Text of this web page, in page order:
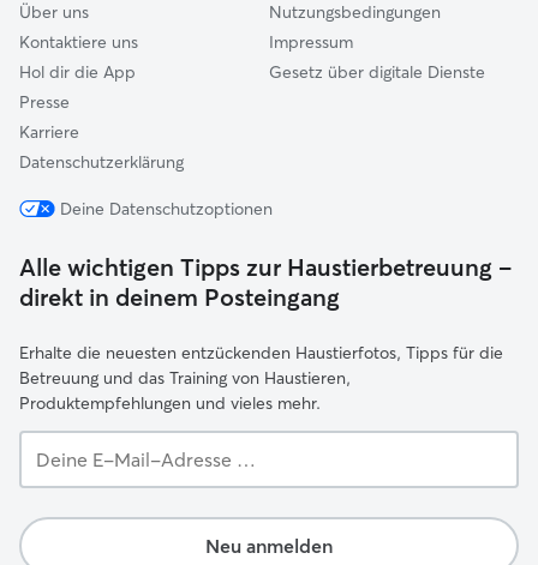
Über uns
Kontaktiere uns
Hol dir die App
Presse
Karriere
Datenschutzerklärung
Nutzungsbedingungen
Impressum
Gesetz über digitale Dienste
Deine Datenschutzoptionen
Alle wichtigen Tipps zur Haustierbetreuung –
direkt in deinem Posteingang
Erhalte die neuesten entzückenden Haustierfotos, Tipps für die
Betreuung und das Training von Haustieren,
Produktempfehlungen und vieles mehr.
E-
Adresse …
Neu anmelden